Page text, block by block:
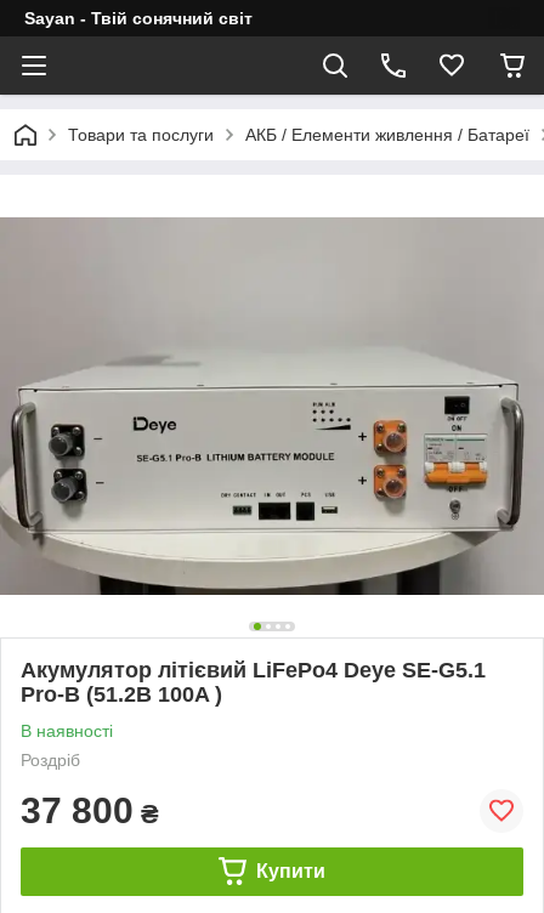
Sayan - Твій сонячний світ
Товари та послуги АКБ / Елементи живлення / Батареї
Акумулятор літієвий LiFePo4 Deye SE-G5.1
Pro-B (51.2В 100A )
В наявності
Роздріб
37 800 ₴
Купити